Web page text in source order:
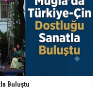
Buluştu